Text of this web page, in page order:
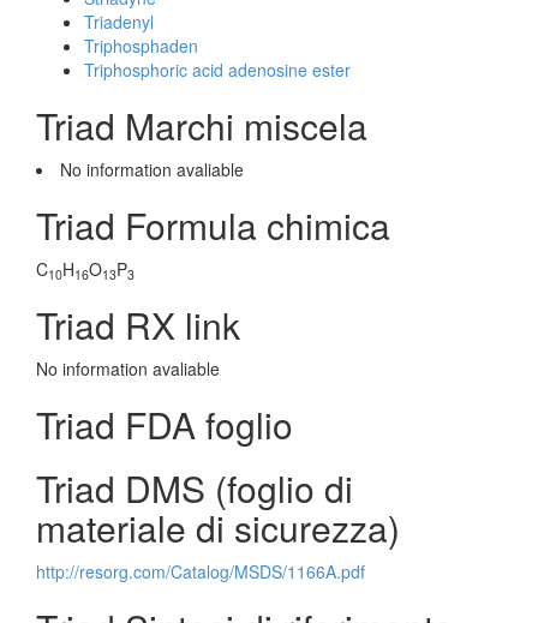
Triadenyl
Triphosphaden
Triphosphoric acid adenosine ester
Triad Marchi miscela
No information avaliable
Triad Formula chimica
C10H16O13P3
Triad RX link
No information avaliable
Triad FDA foglio
Triad DMS (foglio di
materiale di sicurezza)
http://resorg.com/Catalog/MSDS/1166A.pdf